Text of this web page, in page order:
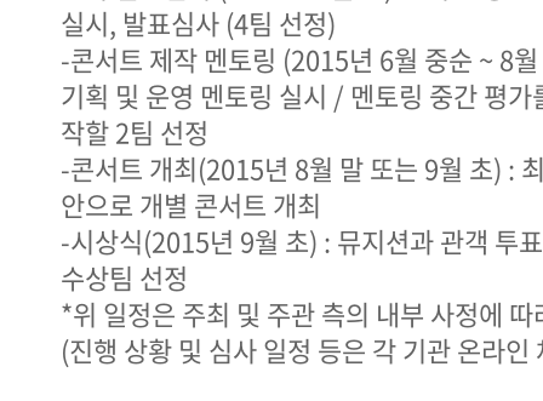
실시, 발표심사 (4팀 선정)
-콘서트 제작 멘토링 (2015년 6월 중순 ~ 8
기획 및 운영 멘토링 실시 / 멘토링 중간 평
작할 2팀 선정
-콘서트 개최(2015년 8월 말 또는 9월 초) :
안으로 개별 콘서트 개최
-시상식(2015년 9월 초) : 뮤지션과 관객 투
수상팀 선정
*위 일정은 주최 및 주관 측의 내부 사정에
(진행 상황 및 심사 일정 등은 각 기관 온라